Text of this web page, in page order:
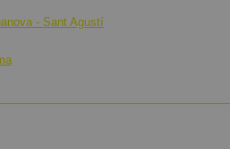
- Sant Agustí